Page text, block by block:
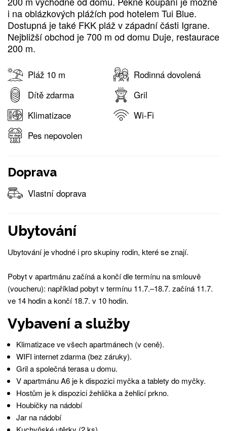
i na oblázkových plážích pod hotelem Tui Blue.
Dostupná je také FKK pláž v západní části Igrane.
Nejbližší obchod je 700 m od domu Duje, restaurace
200 m.
Pláž 10 m
Rodinná dovolená
Dítě zdarma
Gril
Klimatizace
Wi-Fi
Pes nepovolen
Doprava
Vlastní doprava
Ubytování
Ubytování je vhodné i pro skupiny rodin, které se znají.
Pobyt v apartmánu začíná a končí dle termínu na smlouvě
(voucheru): například pobyt v termínu 11.7.–18.7. začíná 11.7.
ve 14 hodin a končí 18.7. v 10 hodin.
Vybavení a služby
Klimatizace ve všech apartmánech (v ceně).
WIFI internet zdarma (bez záruky).
Gril a společná terasa u domu.
V apartmánu A6 je k dispozici myčka a tablety do myčky.
Hostům je k dispozici žehlička a žehlicí prkno.
Houbičky na nádobí
Jar na nádobí